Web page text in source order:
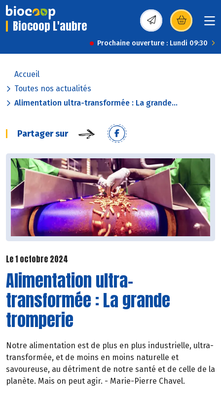
Biocoop L'aubre (s’ouvre dans une
Prochaine ouverture : Lundi 09:30
Accueil
Toutes nos actualités
Alimentation ultra-transformée : La grande...
Partager sur
Le 1 octobre 2024
Alimentation ultra-
transformée : La grande
tromperie
Notre alimentation est de plus en plus industrielle, ultra-
transformée, et de moins en moins naturelle et
savoureuse, au détriment de notre santé et de celle de la
planète. Mais on peut agir. - Marie-Pierre Chavel.